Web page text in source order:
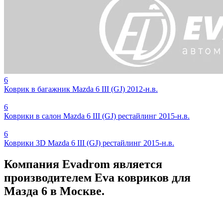
6
Коврик в багажник Mazda 6 III (GJ) 2012-н.в.
6
Коврики в салон Mazda 6 III (GJ) рестайлинг 2015-н.в.
6
Коврики 3D Mazda 6 III (GJ) рестайлинг 2015-н.в.
Компания Evadrom является
производителем Eva ковриков для
Мазда 6 в Москве.